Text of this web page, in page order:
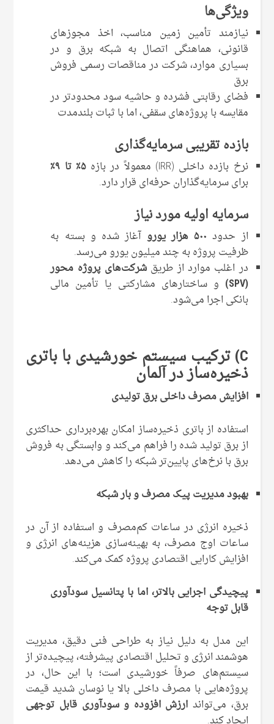
ویژگی‌ها
نیازمند تأمین زمین مناسب، اخذ مجوزهای
قانونی، هماهنگی اتصال به شبکه برق و در
بسیاری موارد، شرکت در مناقصات رسمی فروش
برق
فضای رقابتی فشرده و حاشیه سود محدودتر در
مقایسه با پروژه‌های سقفی، اما با ثبات بلندمدت
بازده تقریبی سرمایه‌گذاری
نرخ بازده داخلی (IRR) معمولاً در بازه
۵٪ تا ۹٪
برای سرمایه‌گذاران حرفه‌ای قرار دارد.
سرمایه اولیه مورد نیاز
از حدود ۵۰۰ هزار یورو
آغاز شده و بسته به
ظرفیت پروژه به چند میلیون یورو می‌رسد.
در اغلب موارد از طریق شرکت‌های پروژه‌ محور
(SPV)
و ساختارهای مشارکتی یا تأمین مالی
بانکی اجرا می‌شود.
C) ترکیب سیستم خورشیدی با باتری
ذخیره‌ساز در آلمان
افزایش مصرف داخلی برق تولیدی
استفاده از باتری ذخیره‌ساز امکان بهره‌برداری حداکثری
از برق تولید شده را فراهم می‌کند و وابستگی به فروش
برق با نرخ‌های پایین‌تر شبکه را کاهش می‌دهد.
بهبود مدیریت پیک مصرف و بار شبکه
ذخیره انرژی در ساعات کم‌مصرف و استفاده از آن در
ساعات اوج مصرف، به بهینه‌سازی هزینه‌های انرژی و
افزایش کارایی اقتصادی پروژه کمک می‌کند.
پیچیدگی اجرایی بالاتر، اما با پتانسیل سودآوری
قابل توجه
این مدل به دلیل نیاز به طراحی فنی دقیق، مدیریت
هوشمند انرژی و تحلیل اقتصادی پیشرفته، پیچیده‌تر از
سیستم‌های صرفاً خورشیدی است؛ با این حال، در
پروژه‌هایی با مصرف داخلی بالا یا نوسان شدید قیمت
برق، می‌تواندارزش افزوده و سودآوری قابل توجهی